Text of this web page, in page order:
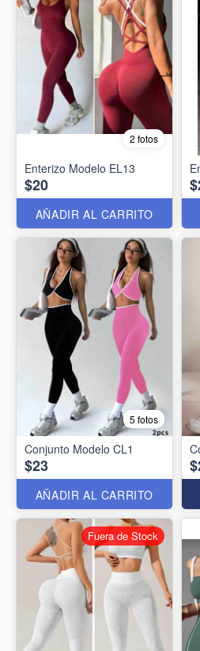
2 fotos
Enterizo Modelo EL13
$20
AÑADIR AL CARRITO
5 fotos
Conjunto Modelo CL1
$23
AÑADIR AL CARRITO
Fuera de Stock